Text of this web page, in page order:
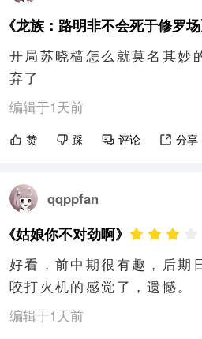
《龙族：路明非不会死于修罗场
开局苏晓樯怎么就莫名其妙
弃了
编辑于1天前
赞 踩 评论 分享
qqppfan
《姑娘你不对劲啊》
好看，前中期很有趣，后期
咬打火机的感觉了，遗憾。
编辑于1天前